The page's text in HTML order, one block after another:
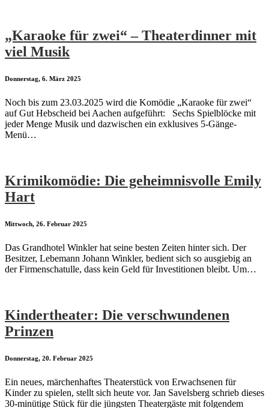
„Karaoke für zwei“ – Theaterdinner mit
viel Musik
Donnerstag, 6. März 2025
Noch bis zum 23.03.2025 wird die Komödie „Karaoke für zwei“
auf Gut Hebscheid bei Aachen aufgeführt: Sechs Spielblöcke mit
jeder Menge Musik und dazwischen ein exklusives 5-Gänge-
Menü…
Krimikomödie: Die geheimnisvolle Emily
Hart
Mittwoch, 26. Februar 2025
Das Grandhotel Winkler hat seine besten Zeiten hinter sich. Der
Besitzer, Lebemann Johann Winkler, bedient sich so ausgiebig an
der Firmenschatulle, dass kein Geld für Investitionen bleibt. Um…
Kindertheater: Die verschwundenen
Prinzen
Donnerstag, 20. Februar 2025
Ein neues, märchenhaftes Theaterstück von Erwachsenen für
Kinder zu spielen, stellt sich heute vor. Jan Savelsberg schrieb dieses
30-minütige Stück für die jüngsten Theatergäste mit folgendem